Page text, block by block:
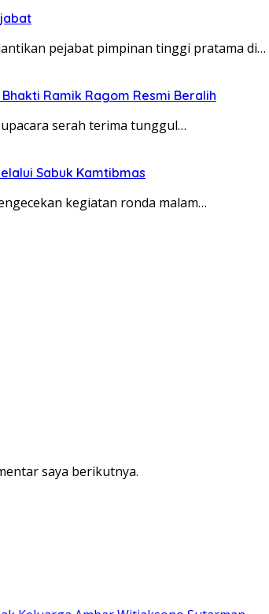
pejabat pimpinan tinggi pratama di…
Ramik Ragom Resmi Beralih
serah terima tunggul…
Sabuk Kamtibmas
kegiatan ronda malam…
saya berikutnya.